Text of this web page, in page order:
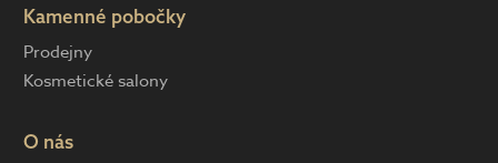
Kamenné pobočky
Prodejny
Kosmetické salony
O nás